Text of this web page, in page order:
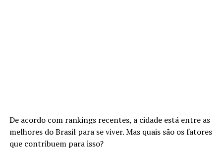
De acordo com rankings recentes, a cidade está entre as
melhores do Brasil para se viver. Mas quais são os fatores
que contribuem para isso?